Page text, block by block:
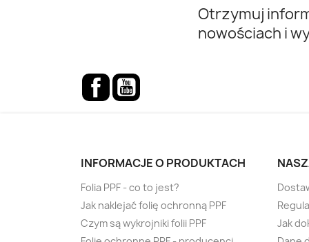
Otrzymuj
nowościach i
Facebook
INFORMACJE O PRODUKTACH
Folia PPF - co to jest?
Jak naklejać folię ochronną PPF
Czym są wykrojniki folii PPF
Jak